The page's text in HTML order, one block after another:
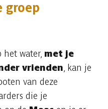
groep
water, met je
vrienden , kan je
van deze
die je